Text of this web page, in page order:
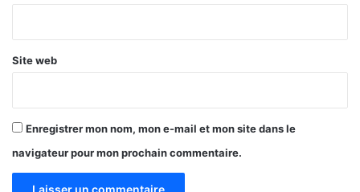
Site web
Enregistrer mon nom, mon e-mail et mon site dans le
navigateur pour mon prochain commentaire.